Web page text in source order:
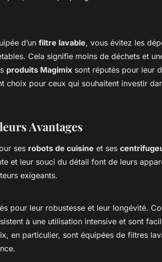
d’un filtre lavable, vous évitez les
Cela signifie moins de déchets et
produits Magimix sont réputés pour leur
choix pour ceux qui souhaitent investir
Avantages
ses robots de cuisine et ses
et leur souci du détail font de leurs
exigeants.
pour leur robustesse et leur longévité.
à une utilisation intensive et sont
en particulier, sont équipées de filtres